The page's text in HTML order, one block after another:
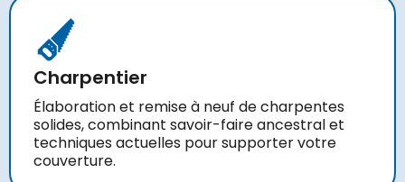
Charpentier
Élaboration et remise à neuf de charpentes
solides, combinant savoir-faire ancestral et
techniques actuelles pour supporter votre
couverture.